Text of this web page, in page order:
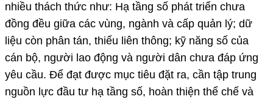
nhiều thách thức như: Hạ tầng số phát triển chưa
đồng đều giữa các vùng, ngành và cấp quản lý; dữ
liệu còn phân tán, thiếu liên thông; kỹ năng số của
cán bộ, người lao động và người dân chưa đáp ứng
yêu cầu. Để đạt được mục tiêu đặt ra, cần tập trung
nguồn lực đầu tư hạ tầng số, hoàn thiện thể chế và